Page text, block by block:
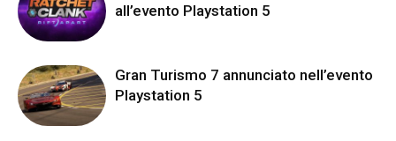
all’evento Playstation 5
Gran Turismo 7 annunciato nell’evento
Playstation 5